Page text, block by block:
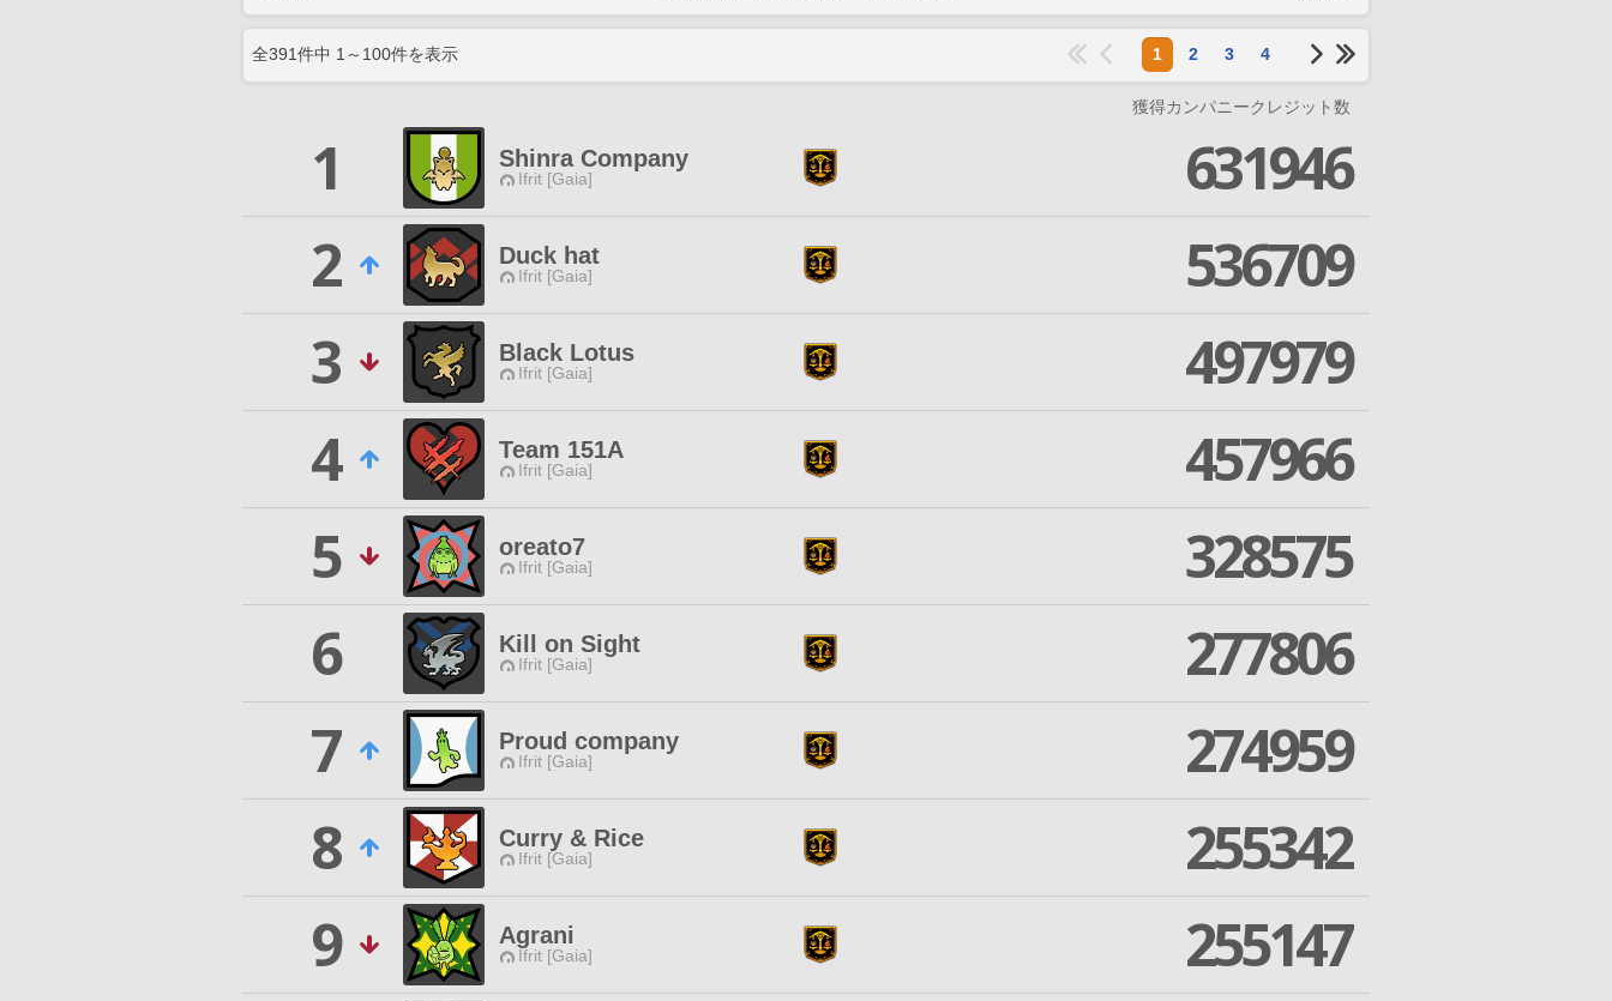
全391件中 1 ～ 100件を表示 1 2 3 4
獲得カンパニークレジット数
1 Shinra Company
Ifrit [Gaia]
631946
2
Duck hat
Ifrit [Gaia]
536709
3
Black Lotus
Ifrit [Gaia]
497979
4
Team 151A
Ifrit [Gaia]
457966
5
oreato7
Ifrit [Gaia]
328575
6
Kill on Sight
Ifrit [Gaia]
277806
7
Proud company
Ifrit [Gaia]
274959
8
Curry & Rice
Ifrit [Gaia]
255342
9
Agrani
Ifrit [Gaia]
255147